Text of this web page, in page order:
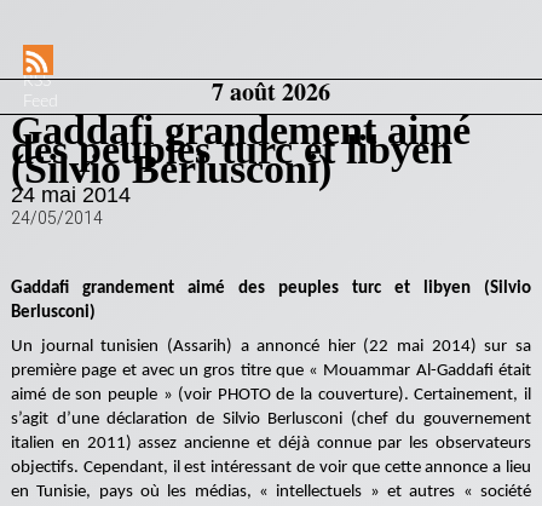
RSS
Feed
7 août 2026
Gaddafi grandement aimé
des peuples turc et libyen
(Silvio Berlusconi)
24 mai 2014
24/05/2014
Gaddafi grandement aimé des peuples turc et libyen (Silvio
Berlusconi)
Un journal tunisien (Assarih) a annoncé hier (22 mai 2014) sur sa
première page et avec un gros titre que « Mouammar Al-Gaddafi était
aimé de son peuple » (voir PHOTO de la couverture). Certainement, il
s’agit d’une déclaration de Silvio Berlusconi (chef du gouvernement
italien en 2011) assez ancienne et déjà connue par les observateurs
objectifs. Cependant, il est intéressant de voir que cette annonce a lieu
en Tunisie, pays où les médias, « intellectuels » et autres « société